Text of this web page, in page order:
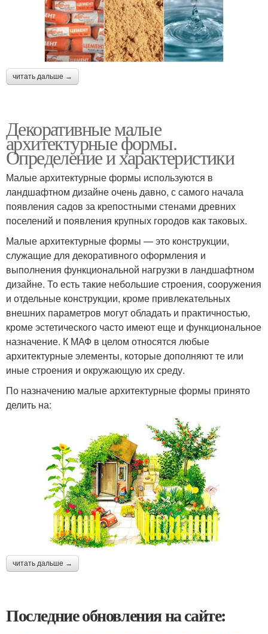
читать дальше →
Декоративные малые
архитектурные формы.
Определение и характеристики
Малые архитектурные формы используются в
ландшафтном дизайне очень давно, с самого начала
появления садов за крепостными стенами древних
поселений и появления крупных городов как таковых.
Малые архитектурные формы — это конструкции,
служащие для декоративного оформления и
выполнения функциональной нагрузки в ландшафтном
дизайне. То есть такие небольшие строения, сооружения
и отдельные конструкции, кроме привлекательных
внешних параметров могут обладать и практичностью,
кроме эстетического часто имеют еще и функциональное
назначение. К МАФ в целом относятся любые
архитектурные элементы, которые дополняют те или
иные строения и окружающую их среду.
По назначению малые архитектурные формы принято
делить на:
читать дальше →
Последние обновления на сайте: